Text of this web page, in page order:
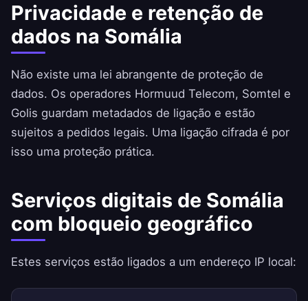
Privacidade e retenção de
dados na Somália
Não existe uma lei abrangente de proteção de
dados. Os operadores Hormuud Telecom, Somtel e
Golis guardam metadados de ligação e estão
sujeitos a pedidos legais. Uma ligação cifrada é por
isso uma proteção prática.
Serviços digitais de Somália
com bloqueio geográfico
Estes serviços estão ligados a um endereço IP local: